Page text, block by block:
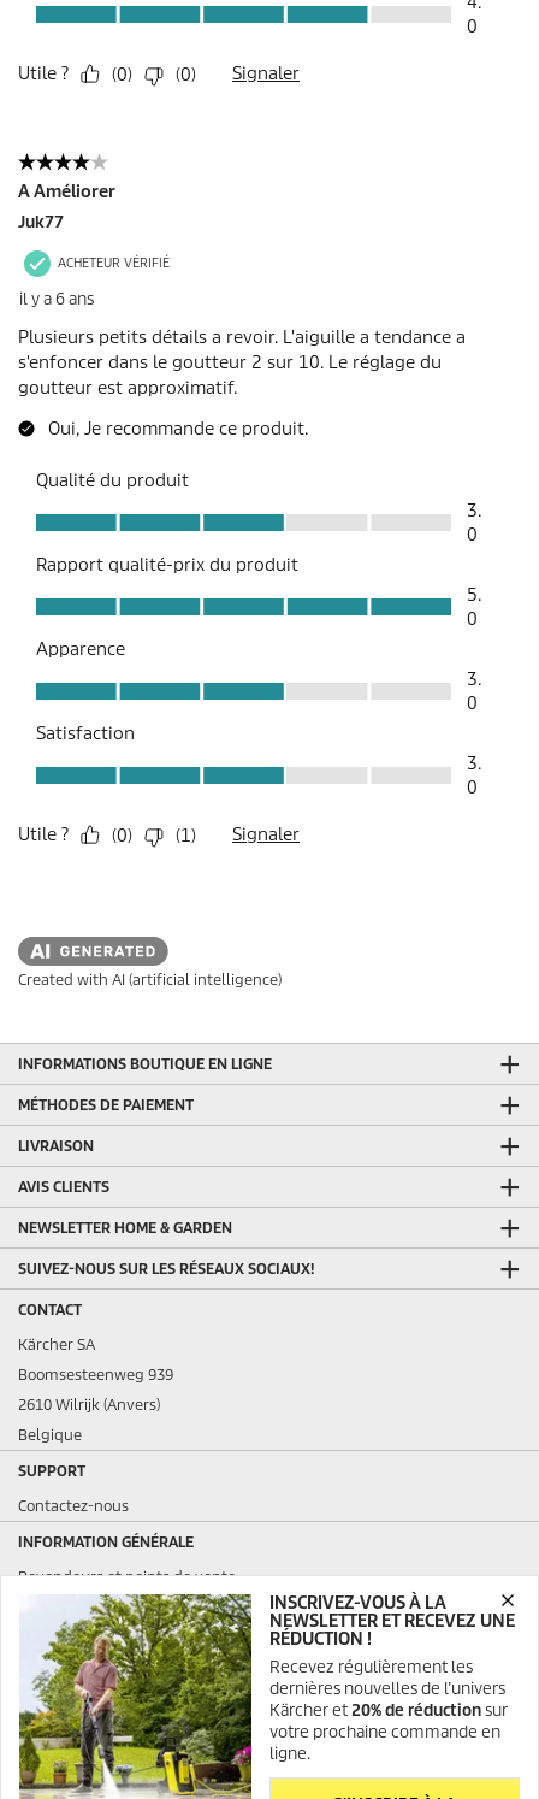
INSCRIVEZ-VOUS À LA
NEWSLETTER ET RECEVEZ UNE
RÉDUCTION !
Recevez régulièrement les
dernières nouvelles de l’univers
Kärcher et20% de réductionsur
votre prochaine commande en
ligne.
Created with AI (artificial intelligence)
INFORMATIONS BOUTIQUE EN LIGNE
MÉTHODES DE PAIEMENT
LIVRAISON
AVIS CLIENTS
NEWSLETTER HOME & GARDEN
SUIVEZ-NOUS SUR LES RÉSEAUX SOCIAUX!
CONTACT
Kärcher SA
Boomsesteenweg 939
2610 Wilrijk (Anvers)
Belgique
SUPPORT
Contactez-nous
INFORMATION GÉNÉRALE
Revendeurs et points de vente
Questions fréquemment posées
Conditions générales de vente et de location
INFORMATIONS LÉGALES
SSL SECURED